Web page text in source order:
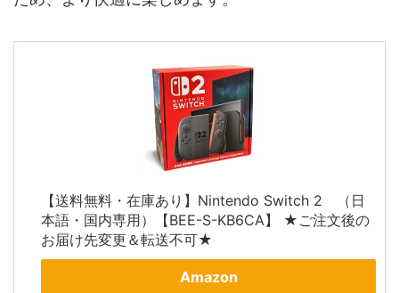
【送料無料・在庫あり】Nintendo Switch 2 （日
本語・国内専用）【BEE-S-KB6CA】 ★ご注文後の
お届け先変更＆転送不可★
Amazon